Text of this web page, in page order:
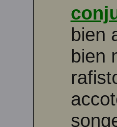
bien
bien